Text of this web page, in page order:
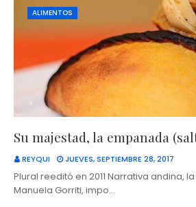
ALIMENTOS
Su majestad, la empanada
REYQUI JUEVES, SEPTIEMBRE 28, 2017
Plural reeditó en 2011 Narrativa andina,
Manuela Gorriti, impo…